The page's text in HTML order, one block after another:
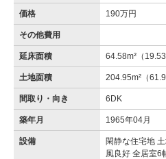
価格 190万円
その他費用
延床面積 64.58m²（
土地面積 204.95m²（
間取り・向き 6DK
築年月 1965年04月
設備
閑静な住宅地
風良好 全居室6